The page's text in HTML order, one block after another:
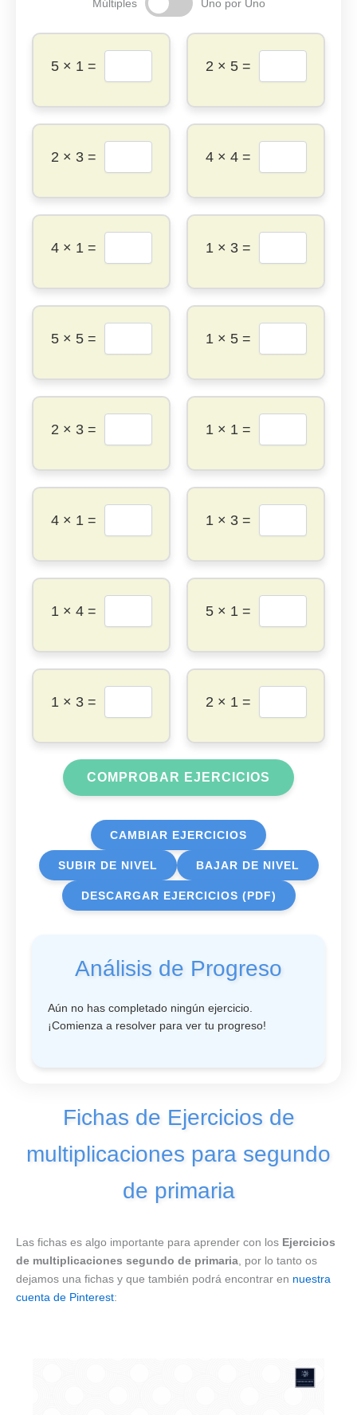
Múltiples Uno por Uno
5 × 1 = 2 × 5 =
2 × 3 = 4 × 4 =
4 × 1 = 1 × 3 =
5 × 5 = 1 × 5 =
2 × 3 = 1 × 1 =
4 × 1 = 1 × 3 =
1 × 4 = 5 × 1 =
1 × 3 = 2 × 1 =
COMPROBAR EJERCICIOS
CAMBIAR EJERCICIOS
SUBIR DE NIVEL BAJAR DE NIVEL
DESCARGAR EJERCICIOS (PDF)
Análisis de Progreso
Aún no has completado ningún ejercicio.
¡Comienza a resolver para ver tu progreso!
Fichas de Ejercicios de
multiplicaciones para segundo
de primaria
Las fichas es algo importante para aprender con los Ejercicios
de multiplicaciones segundo de primaria, por lo tanto os
dejamos una fichas y que también podrá encontrar en nuestra
cuenta de Pinterest: